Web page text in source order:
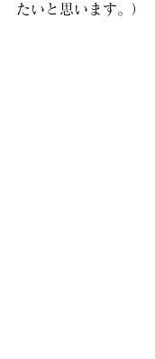
たいと思います。）